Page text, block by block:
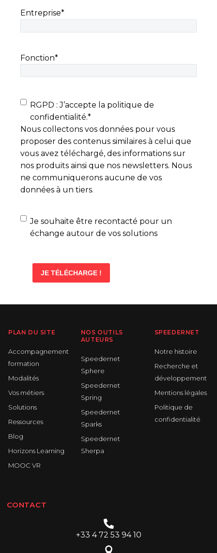
Entreprise*
Fonction*
RGPD*
RGPD : J’accepte la politique de
confidentialité.*
Nous collectons vos données pour vous
proposer des contenus similaires à celui que
vous avez téléchargé, des informations sur
nos produits ainsi que nos newsletters. Nous
ne communiquerons aucune de vos
données à un tiers.
Demande
d'échange
Je souhaite être recontacté pour un
échange autour de vos solutions
PLAN DU SITE
Accompagnement
formation
Modalités
Vos métiers
Solutions
Ressources
Blog
Horizons Learning
MOOC VR
NOS OUTILS
AUTEURS
Speedernet
Sphere
Speedernet
Spring
Speedernet
Sparks
Speedernet
Sherpa
SPEEDERNET
Notre histoire
Recherche et
développement
Mentions légales
Politique de
confidentialité
CONTACT
+33 4 72 53 94 10